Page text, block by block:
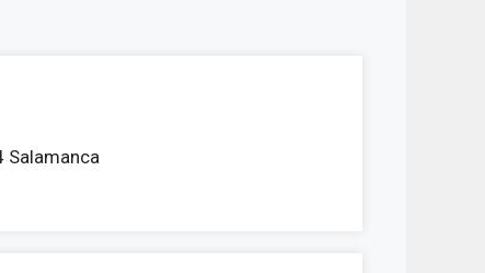
Salamanca